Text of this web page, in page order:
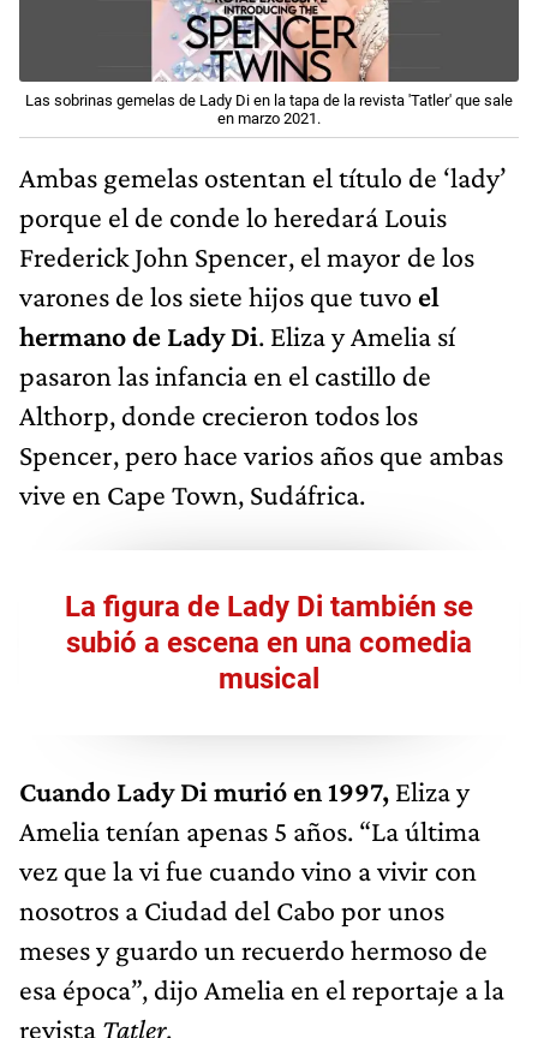
Las sobrinas gemelas de Lady Di en la tapa de la revista 'Tatler' que sale
en marzo 2021.
Ambas gemelas ostentan el título de ‘lady’
porque el de conde lo heredará Louis
Frederick John Spencer, el mayor de los
varones de los siete hijos que tuvo el
hermano de Lady Di. Eliza y Amelia sí
pasaron las infancia en el castillo de
Althorp, donde crecieron todos los
Spencer, pero hace varios años que ambas
vive en Cape Town, Sudáfrica.
La figura de Lady Di también se
subió a escena en una comedia
musical
Cuando Lady Di murió en 1997, Eliza y
Amelia tenían apenas 5 años. “La última
vez que la vi fue cuando vino a vivir con
nosotros a Ciudad del Cabo por unos
meses y guardo un recuerdo hermoso de
esa época”, dijo Amelia en el reportaje a la
revista Tatler.